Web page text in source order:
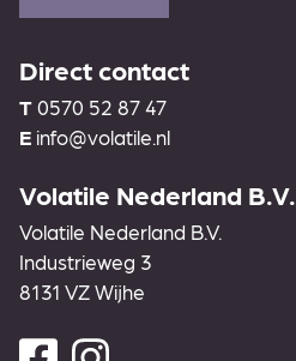
Direct contact
T 0570 52 87 47
E info@volatile.nl
Volatile Nederland B.V.
Volatile Nederland B.V.
Industrieweg 3
8131 VZ Wijhe